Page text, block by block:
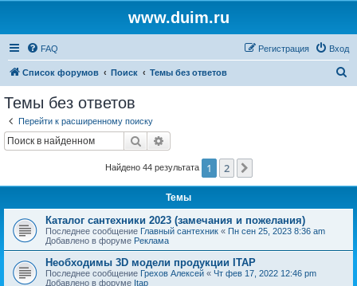
www.duim.ru
FAQ Вход
Регистрация
Список форумов Поиск Темы без ответов
Темы без ответов
Перейти к расширенному поиску
Поиск
Найдено 44 результата 1 2
Темы
Каталог сантехники 2023 (замечания и пожелания)
Последнее сообщение Главный сантехник « Пн сен 25, 2023 8:36 am
Добавлено в форуме Реклама
Необходимы 3D модели продукции ITAP
Последнее сообщение Грехов Алексей « Чт фев 17, 2022 12:46 pm
Добавлено в форуме Itap